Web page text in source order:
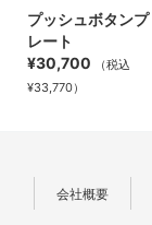
プッシュボタンプ
レート
¥30,700
（税込
¥33,770）
会社概要